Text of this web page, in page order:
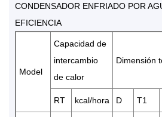
CONDENSADOR ENFRIADO POR
EFICIENCIA
Model
Capacidad de
intercambio
de calor
Dimensión
RT kcal/hora D T1